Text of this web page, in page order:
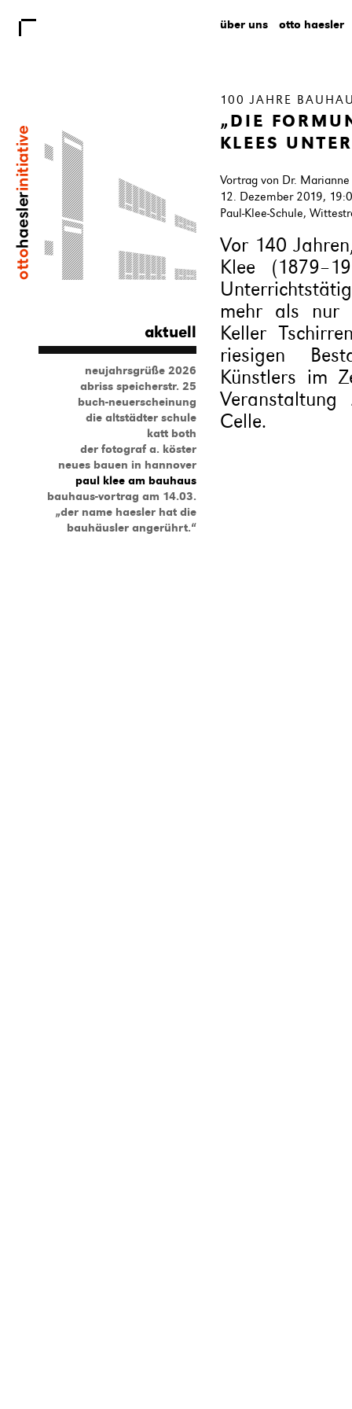
aktuell
neujahrsgrüße 2026
abriss speicherstr. 25
buch-neuerscheinung
die altstädter schule
katt both
der fotograf a. köster
neues bauen in hannover
paul klee am bauhaus
bauhaus-vortrag am 14.03.
„der name haesler hat die
bauhäusler angerührt.“
über uns otto haesler
100 JAHRE
„DIE
KLEES
Vortrag von Dr.
12. Dezember 2019,
Paul-Klee-Schule,
Vor 140
Klee
mehr als nur
Keller
riesigen
Künstlers im
Veranstaltung
Celle.